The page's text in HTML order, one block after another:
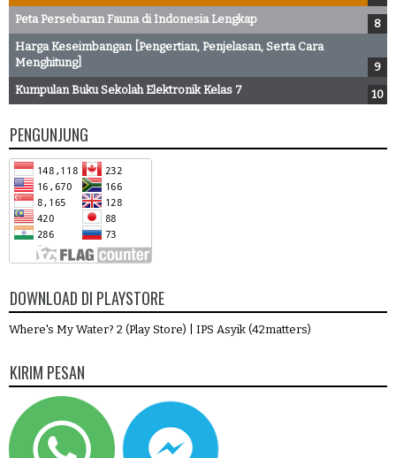
Peta Persebaran Fauna di Indonesia Lengkap
Harga Keseimbangan [Pengertian, Penjelasan, Serta Cara
Menghitung]
Kumpulan Buku Sekolah Elektronik Kelas 7
PENGUNJUNG
DOWNLOAD DI PLAYSTORE
Where's My Water? 2 (Play Store) IPS Asyik (42matters)
KIRIM PESAN